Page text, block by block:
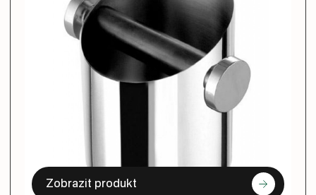
Zobrazit produkt